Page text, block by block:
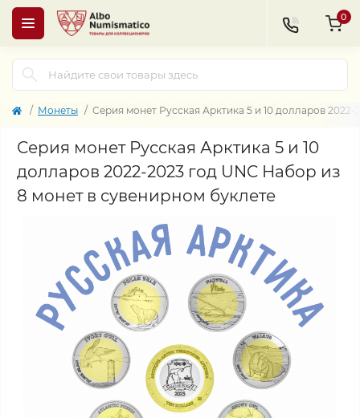
0
Монеты Серия монет Русская Арктика 5 и 10 долларов
Серия монет Русская Арктика 5 и 10
долларов 2022-2023 год UNC Набор из
8 монет в сувенирном буклете